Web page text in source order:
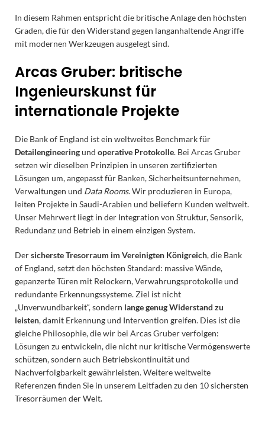
In diesem Rahmen entspricht die britische Anlage den höchsten
Graden, die für den Widerstand gegen langanhaltende Angriffe
mit modernen Werkzeugen ausgelegt sind.
Arcas Gruber: britische
Ingenieurskunst für
internationale Projekte
Die Bank of England ist ein weltweites Benchmark für
Detailengineeringund operative Protokolle. Bei Arcas Gruber
setzen wir dieselben Prinzipien in unseren zertifizierten
Lösungen um, angepasst für Banken, Sicherheitsunternehmen,
Verwaltungen und Data Rooms. Wir produzieren in Europa,
leiten Projekte in Saudi-Arabien und beliefern Kunden weltweit.
Unser Mehrwert liegt in der Integration von Struktur, Sensorik,
Redundanz und Betrieb in einem einzigen System.
Dersicherste Tresorraum im Vereinigten Königreich, die Bank
of England, setzt den höchsten Standard: massive Wände,
gepanzerte Türen mit Relockern, Verwahrungsprotokolle und
redundante Erkennungssysteme. Ziel ist nicht
„Unverwundbarkeit“, sondern lange genug Widerstand zu
leisten, damit Erkennung und Intervention greifen. Dies ist die
gleiche Philosophie, die wir bei Arcas Gruber verfolgen:
Lösungen zu entwickeln, die nicht nur kritische Vermögenswerte
schützen, sondern auch Betriebskontinuität und
Nachverfolgbarkeit gewährleisten. Weitere weltweite
Referenzen finden Sie in unserem Leitfaden zu den 10 sichersten
Tresorräumen der Welt.